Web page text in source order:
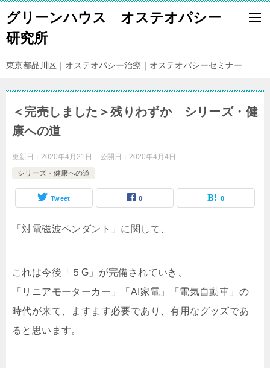
グリーンハウス オステオパシー
研究所
東京都品川区｜オステオパシー治療｜オステオパシーセミナー
＜完売しました＞残りわずか シリーズ・健
康への道
更新日： 2020年4月21日 公開日： 2020年4月4日
シリーズ・健康への道
Tweet 0 0
「対電磁波ペンダント」に関して、
これは今後「５G」が完備されていき、
「リニアモーターカー」「AI家電」「電気自動車」の
時代が来て、ますます必要であり、有用なグッズであ
ると思います。